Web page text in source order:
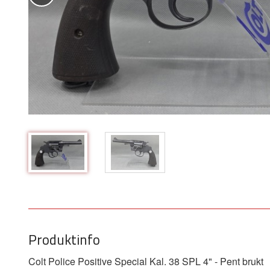
Produktinfo
Colt Police Positive Special Kal. 38 SPL 4" - Pent brukt